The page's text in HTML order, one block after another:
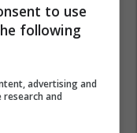
lufta në Iran,
MINUTE
siguron investim
euro në Gjermani
to use
following
advertising and
and